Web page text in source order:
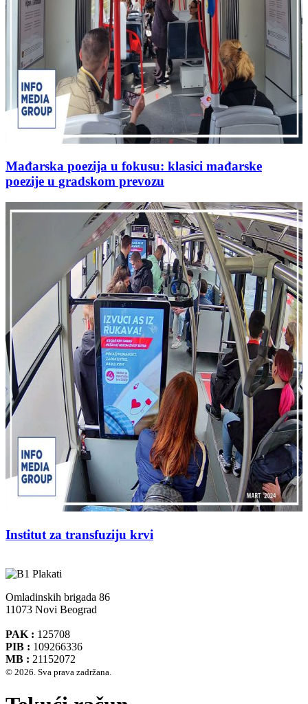
Mađarska poezija u fokusu: klasici mađarske
poezije u gradskom prevozu
Institut za transfuziju krvi
Omladinskih brigada 86
11073 Novi Beograd
PAK : 125708
PIB : 109266336
MB : 21152072
© 2026. Sva prava zadržana.